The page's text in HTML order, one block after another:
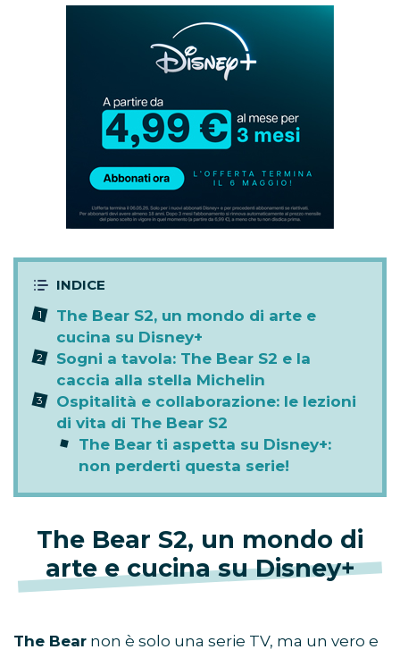
promozione
The Bear S2, un mondo di arte e
cucina su Disney+
Sogni a tavola: The Bear S2 e la
caccia alla stella Michelin
Ospitalità e collaborazione: le lezioni
di vita di The Bear S2
The Bear ti aspetta su Disney+:
non perderti questa serie!
The Bear S2, un mondo di
arte e cucina su Disney+
The Bear non è solo una serie TV, ma un vero e